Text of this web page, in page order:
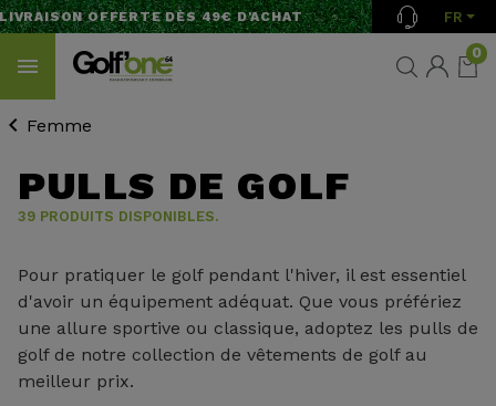
OFFERTE DÈS 49€ D'ACHAT FR
0
Femme
PULLS DE GOLF
39 PRODUITS DISPONIBLES.
Pour pratiquer le golf pendant l'hiver, il est essentiel
d'avoir un équipement adéquat. Que vous préfériez
une allure sportive ou classique, adoptez les pulls de
golf de notre collection de vêtements de golf au
meilleur prix.